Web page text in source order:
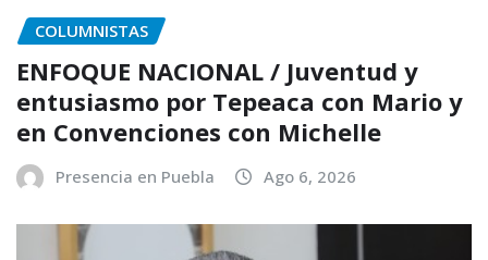
COLUMNISTAS
ENFOQUE NACIONAL / Juventud y
entusiasmo por Tepeaca con Mario y
en Convenciones con Michelle
Presencia en Puebla Ago 6, 2026